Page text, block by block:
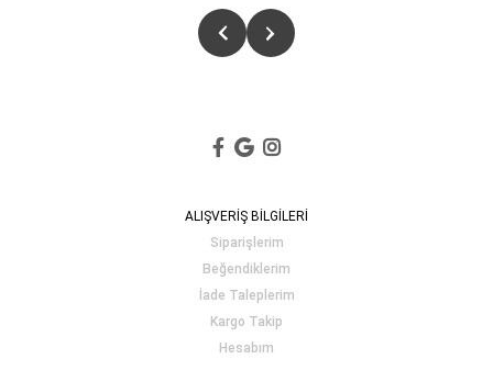
ALIŞVERİŞ BİLGİLERİ
Siparişlerim
Beğendiklerim
İade Taleplerim
Kargo Takip
Hesabım